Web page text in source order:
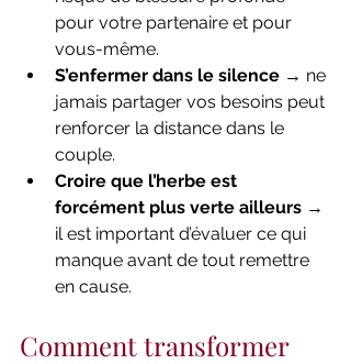
pour votre partenaire et pour
vous-même.
S’enfermer dans le silence → ne
jamais partager vos besoins peut
renforcer la distance dans le
couple.
Croire que l’herbe est
forcément plus verte ailleurs →
il est important d’évaluer ce qui
manque avant de tout remettre
en cause.
Comment transformer